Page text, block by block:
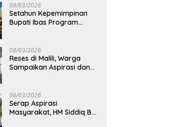
09/03/2026
Setahun Kepemimpinan
Bupati Ibas Program
Timur Bertanya!
08/03/2026
Reses di Malili, Warga
Sampaikan Aspirasi dan
Berkelanjutan
06/03/2026
Serap Aspirasi
Masyarakat, HM Siddiq BM